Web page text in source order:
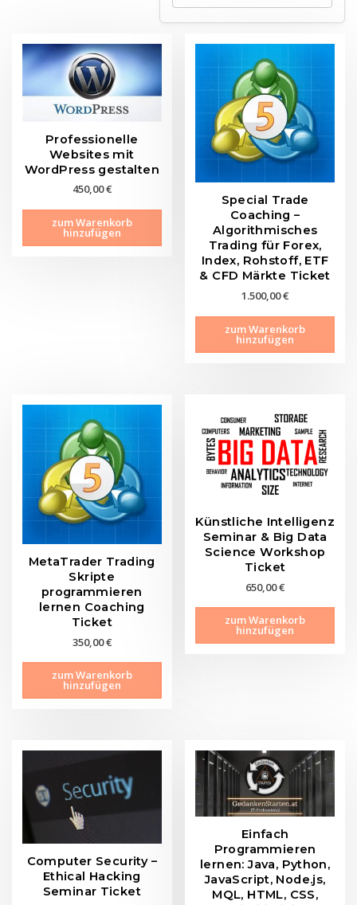
Professionelle
Websites mit
WordPress gestalten
450,00€
zum Warenkorb
hinzufügen
Special Trade
Coaching –
Algorithmisches
Trading für Forex,
Index, Rohstoff, ETF
& CFD Märkte Ticket
1.500,00€
zum Warenkorb
hinzufügen
MetaTrader Trading
Skripte
programmieren
lernen Coaching
Ticket
350,00€
zum Warenkorb
hinzufügen
Künstliche Intelligenz
Seminar & Big Data
Science Workshop
Ticket
650,00€
zum Warenkorb
hinzufügen
Computer Security –
Ethical Hacking
Seminar Ticket
Einfach
Programmieren
lernen: Java, Python,
JavaScript, Node.js,
MQL, HTML, CSS,